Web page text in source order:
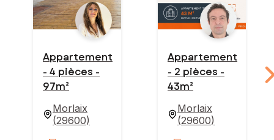
Appartement
- 4 pièces -
97m²
Morlaix
(29600)
Appartement
- 2 pièces -
43m²
Morlaix
(29600)